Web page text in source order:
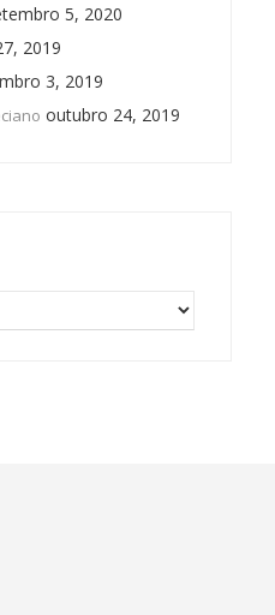
5, 2020
2019
3, 2019
outubro 24, 2019